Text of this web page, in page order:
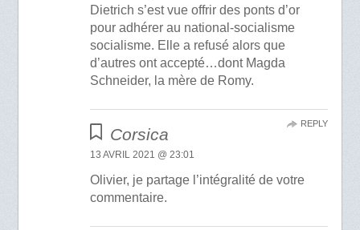
Dietrich s’est vue offrir des ponts d’or
pour adhérer au national-socialisme
socialisme. Elle a refusé alors que
d’autres ont accepté…dont Magda
Schneider, la mère de Romy.
Corsica
13 AVRIL 2021 @ 23:01
Olivier, je partage l’intégralité de votre
commentaire.
REPLY